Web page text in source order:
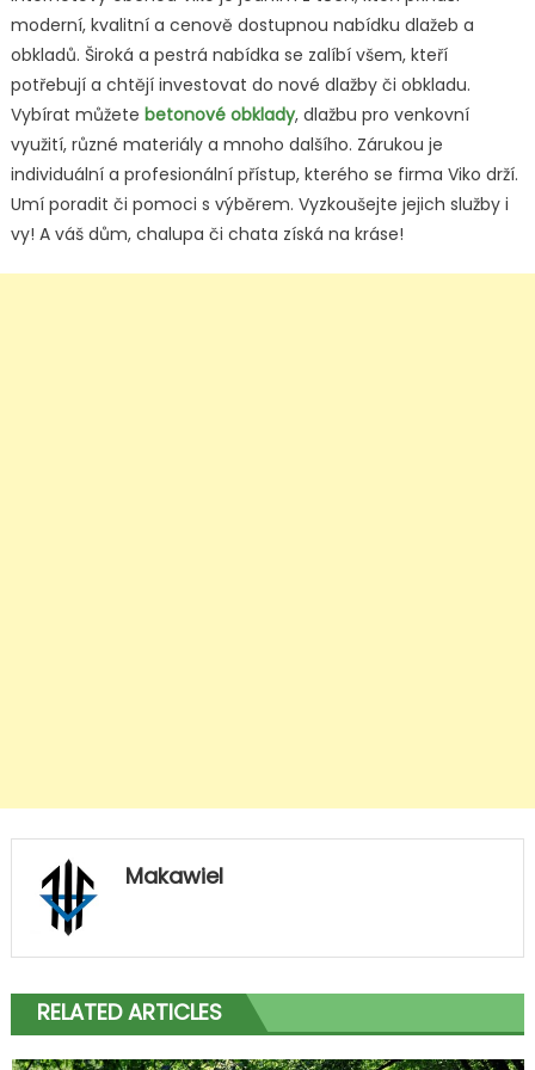
moderní, kvalitní a cenově dostupnou nabídku dlažeb a
obkladů. Široká a pestrá nabídka se zalíbí všem, kteří
potřebují a chtějí investovat do nové dlažby či obkladu.
Vybírat můžete betonové obklady, dlažbu pro venkovní
využití, různé materiály a mnoho dalšího. Zárukou je
individuální a profesionální přístup, kterého se firma Viko drží.
Umí poradit či pomoci s výběrem. Vyzkoušejte jejich služby i
vy! A váš dům, chalupa či chata získá na kráse!
Makawiel
RELATED ARTICLES